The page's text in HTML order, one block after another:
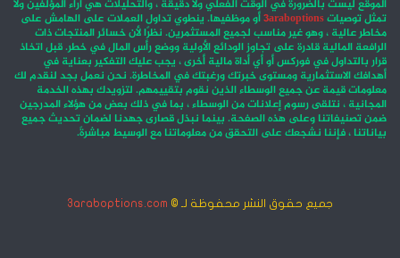
الموقع ليست بالضرورة في الوقت الفعلي ولا دقيقة ، والتحليلات هي آراء المؤلفين ولا
تمثل توصيات3araboptionsأو موظفيها. ينطوي تداول العملات على الهامش على
مخاطر عالية ، وهو غير مناسب لجميع المستثمرين. نظرًا لأن خسائر المنتجات ذات
الرافعة المالية قادرة على تجاوز الودائع الأولية ووضع رأس المال في خطر. قبل اتخاذ
قرار بالتداول في فوركس أو أي أداة مالية أخرى ، يجب عليك التفكير بعناية في
أهدافك الاستثمارية ومستوى خبرتك ورغبتك في المخاطرة. نحن نعمل بجد لنقدم لك
معلومات قيمة عن جميع الوسطاء الذين نقوم بتقييمهم. لتزويدك بهذه الخدمة
المجانية ، نتلقى رسوم إعلانات من الوسطاء ، بما في ذلك بعض من هؤلاء المدرجين
ضمن تصنيفاتنا وعلى هذه الصفحة. بينما نبذل قصارى جهدنا لضمان تحديث جميع
بياناتنا ، فإننا نشجعك على التحقق من معلوماتنا مع الوسيط مباشرةً.
جميع حقوق النشر محفوظة لـ © 3araboptions.com